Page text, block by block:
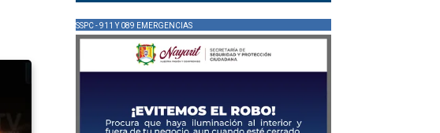
SSPC - 911 Y 089 EMERGENCIAS